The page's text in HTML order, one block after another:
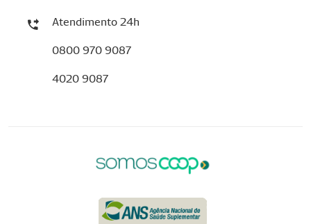
Atendimento 24h
0800 970 9087
4020 9087